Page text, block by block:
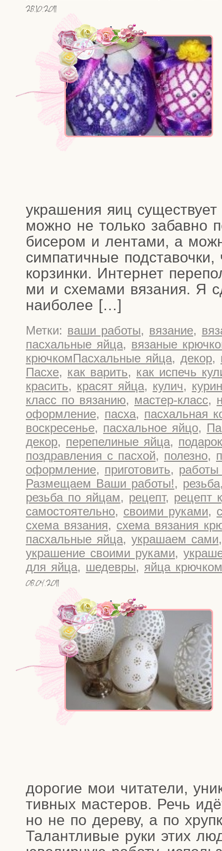
28.10.2011
укра­ше­ния яиц
мож­но не толь­ко забав­но
бисе­ром и лен­та­ми, а
сим­па­тич­ные под­ста­воч­ки,
кор­зин­ки. Интер­нет
ми и схе­ма­ми вяза­ния. Я
наиболее […]
Метки: ваши работы, вязание,
пасхальные яйца, вязаные
крючкомПасхальные яйца, декор,
Пасхе, как варить, как испечь
красить, красят яйца, кулич,
класс по вязанию, мастер-класс,
оформление, пасха, пасхальная
воскресенье, пасхальное яйцо,
декор, перепелиные яйца,
поздравления с пасхой, полезно,
оформление, приготовить,
Размещаем Ваши работы!, резьба
резьба по яйцам, рецепт, рецепт
самостоятельно, своими руками,
схема вязания, схема вязания
пасхальные яйца, украшаем сами
украшение своими руками,
для яйца, шедевры, яйца крючком
08.04.2011
доро­гие мои чита­те­ли,
тив­ных масте­ров. Речь
но не по дере­ву, а по
Талант­ли­вые руки этих